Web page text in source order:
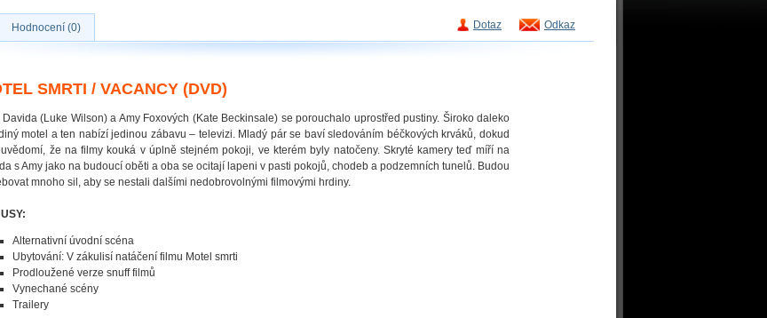
Dotaz Odkaz
Hodnocení (0)
SMRTI / VACANCY (DVD)
Davida (Luke Wilson) a Amy Foxových (Kate Beckinsale) se porouchalo uprostřed pustiny. Široko daleko
motel a ten nabízí jedinou zábavu – televizi. Mladý pár se baví sledováním béčkových krváků, dokud
že na filmy kouká v úplně stejném pokoji, ve kterém byly natočeny. Skryté kamery teď míří na
s Amy jako na budoucí oběti a oba se ocitají lapeni v pasti pokojů, chodeb a podzemních tunelů. Budou
mnoho sil, aby se nestali dalšími nedobrovolnými filmovými hrdiny.
Alternativní úvodní scéna
Ubytování: V zákulisí natáčení filmu Motel smrti
Prodloužené verze snuff filmů
Vynechané scény
Trailery